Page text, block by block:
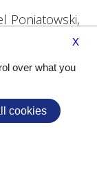
Poniatowski,
bonne foi du
il peut faire
contre leur
vote, soit il
il empêche
n’est pas
en ne le
X
over what you
cookies